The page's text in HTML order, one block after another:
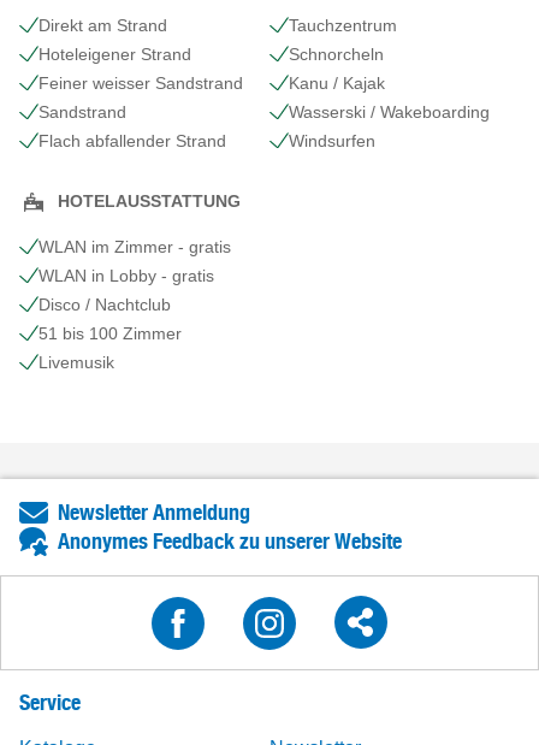
Direkt am Strand
Hoteleigener Strand
Feiner weisser Sandstrand
Sandstrand
Flach abfallender Strand
Tauchzentrum
Schnorcheln
Kanu / Kajak
Wasserski / Wakeboarding
Windsurfen
HOTELAUSSTATTUNG
WLAN im Zimmer - gratis
WLAN in Lobby - gratis
Disco / Nachtclub
51 bis 100 Zimmer
Livemusik
Newsletter Anmeldung
Anonymes Feedback zu unserer Website
Service